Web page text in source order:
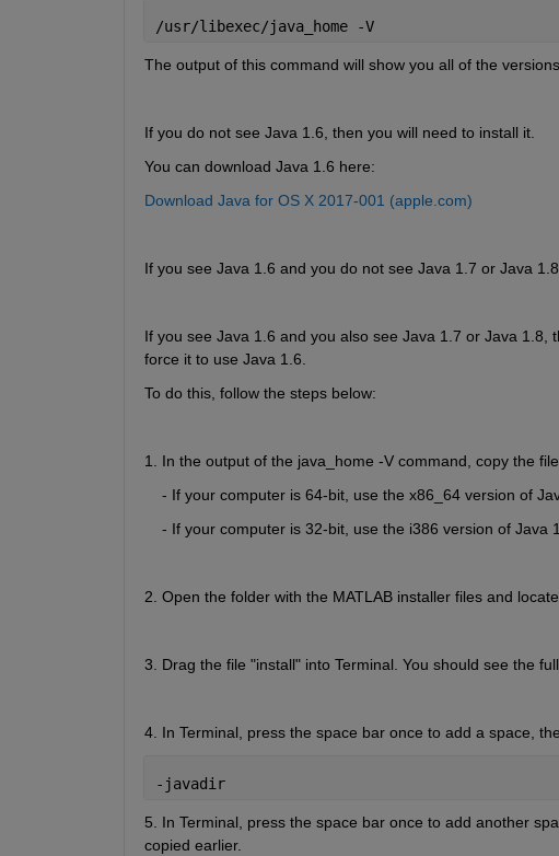
/usr/libexec/java_home -V
The output of this command will show you all of the
If you do not see Java 1.6, then you will need to install it.
You can download Java 1.6 here:
Download Java for OS X 2017-001 (apple.com)
If you see Java 1.6 and you do not see Java 1.7 or Java
If you see Java 1.6 and you also see Java 1.7 or Java 1.8,
force it to use Java 1.6.
To do this, follow the steps below:
1. In the output of the java_home -V command, copy the
- If your computer is 64-bit, use the x86_64 version of
- If your computer is 32-bit, use the i386 version of Java
2. Open the folder with the MATLAB installer files and
3. Drag the file "install" into Terminal. You should see the
4. In Terminal, press the space bar once to add a space,
-javadir
5. In Terminal, press the space bar once to add another
copied earlier.